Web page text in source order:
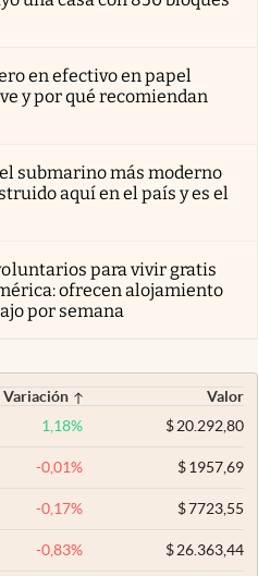
en efectivo en papel
y por qué recomiendan
submarino más moderno
aquí en el país y es el
para vivir gratis
ofrecen alojamiento
por semana
Variación
Valor
1,18% $20.292,80
-0,01% $1957,69
-0,17% $7723,55
-0,83% $26.363,44